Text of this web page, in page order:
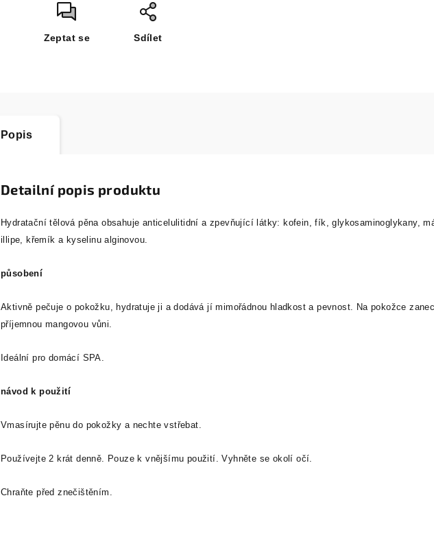
Zeptat se Sdílet
Popis
Detailní popis produktu
Hydratační tělová pěna obsahuje anticelulitidní a zpevňující látky: kofein, fík, glykosaminoglykany,
illipe, křemík a kyselinu alginovou.
působení
Aktivně pečuje o pokožku, hydratuje ji a dodává jí mimořádnou hladkost a pevnost. Na pokožce
příjemnou mangovou vůni.
Ideální pro domácí SPA.
návod k použití
Vmasírujte pěnu do pokožky a nechte vstřebat.
Používejte 2 krát denně. Pouze k vnějšímu použití. Vyhněte se okolí očí.
Chraňte před znečištěním.